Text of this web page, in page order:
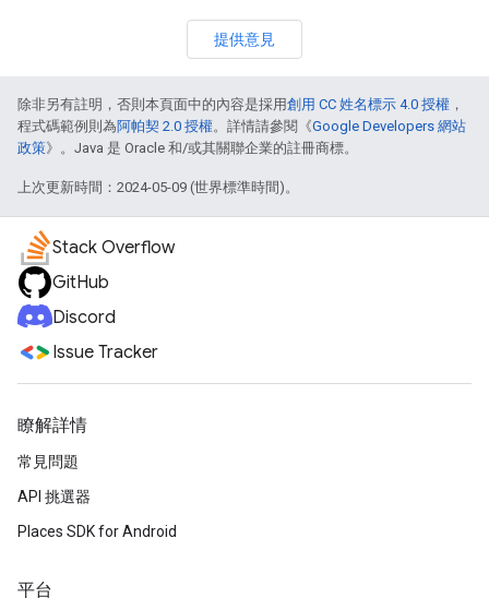
提供意見
除非另有註明，否則本頁面中的內容是採用創用 CC 姓名標示 4.0 授權 ，
程式碼範例則為阿帕契 2.0 授權。詳情請參閱《Google Developers 網站
政策》。Java 是 Oracle 和/或其關聯企業的註冊商標。
上次更新時間：2024-05-09 (世界標準時間)。
Stack Overflow
GitHub
Discord
Issue Tracker
瞭解詳情
常見問題
API 挑選器
Places SDK for Android
平台